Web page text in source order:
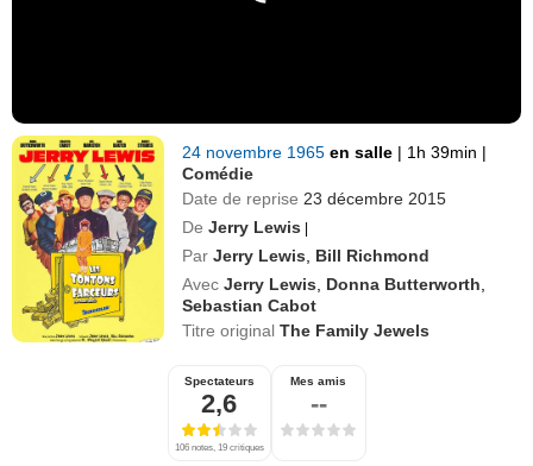
24 novembre 1965en salle | 1h 39min |
Comédie
Date de reprise 23 décembre 2015
De Jerry Lewis |
Par Jerry Lewis
Bill Richmond
Avec Jerry Lewis Donna Butterworth
Sebastian Cabot
Titre originalThe Family Jewels
Spectateurs
2,6
106 notes, 19 critiques
Mes amis
--